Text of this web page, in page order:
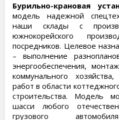
Бурильно-крановая
модель надежной
наши склады с
южнокорейского
посредников. Целевое
– выполнение
энергообеспечения,
коммунального
работ в области
строительства. Модель
шасси любого
грузового